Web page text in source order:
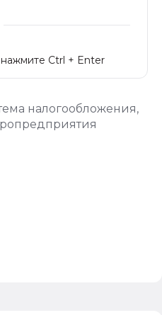
Ctrl + Enter
налогообложения,